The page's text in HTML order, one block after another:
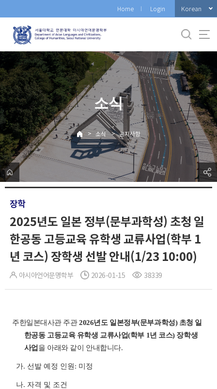
로
메
뉴
Home Login Korean
소식
> 소식 > 공지사항
장학
2025년도 일본 정부(문부과학성) 초청 일
한공동 고등교육 유학생 교류사업(학부 1
년 코스) 장학생 선발 안내(1/23 10:00)
아시아언어문명학부 2026-01-15 38339
주한일본대사관 주관2026년도 일본정부(문부과학성) 초청 일
한공동 고등교육 유학생 교류사업(학부 1년 코스) 장학생
사업 을 아래와 같이 안내합니다.
가. 선발 예정 인원: 미정
나. 자격 및 조건